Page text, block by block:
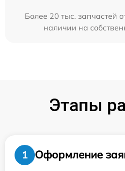
Более 20 тыс. запчастей
наличии на
Этапы
1
Оформление